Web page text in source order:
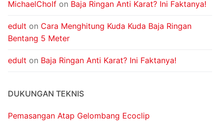
MichaelCholf on Baja Ringan Anti Karat? Ini Faktanya!
edult on Cara Menghitung Kuda Kuda Baja Ringan
Bentang 5 Meter
edult on Baja Ringan Anti Karat? Ini Faktanya!
DUKUNGAN TEKNIS
Pemasangan Atap Gelombang Ecoclip